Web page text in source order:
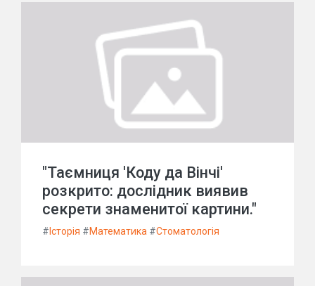
"Таємниця 'Коду да Вінчі'
розкрито: дослідник виявив
секрети знаменитої картини."
# Історія #Математика #Стоматологія